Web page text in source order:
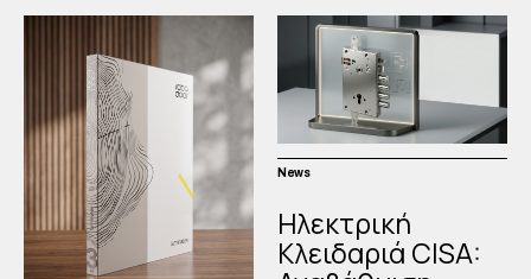
News
Ηλεκτρική
Κλειδαριά CISA: